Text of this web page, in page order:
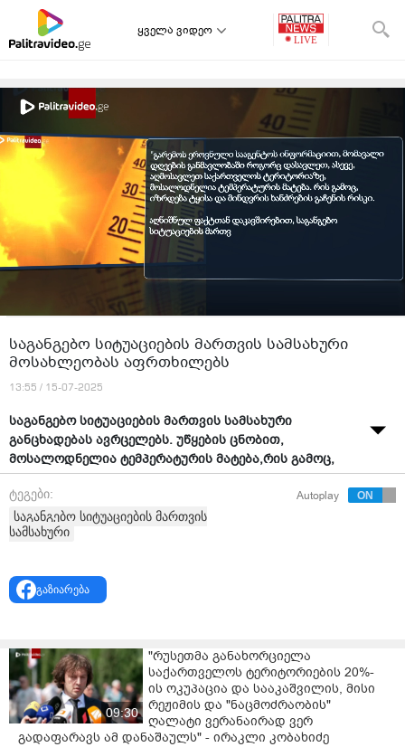
ყველა ვიდეო
საგანგებო სიტუაციების მართვის სამსახური
მოსახლეობას აფრთხილებს
13:55 / 15-07-2025
საგანგებო სიტუაციების მართვის სამსახური
განცხადებას ავრცელებს. უწყების ცნობით,
მოსალოდნელია ტემპერატურის მატება,რის გამოც,
იზრდება ტყისა და მინდვრის ხანძრების გაჩენის
რისკი.
"გარემოს ეროვნული სააგენტოს ინფორმაციით,
ტერიტორიაზე, მოსალოდნელია ტემპერატურის მატება.
რის გამოც, იზრდება ტყისა და მინდვრის ხანძრების
აღნიშნულ ფაქტთან დაკავშირებით, საგანგებო
სიტუაციების მართვის სამსახურმა, ქვეყნის მასშტაბით
გააძლიერა რისკის ზონებში მონიტორინგი.
პრევენციის და შესაძლო საფრთხის თავიდან
აცილების მიზნით, მეხანძრე-მაშველები, ყველა
ტეგები:
საგანგებო სიტუაციების მართვის
სამსახური
Autoplay
გაზიარება
09:30
"რუსეთმა განახორციელა
საქართველოს ტერიტორიების 20%-
ის ოკუპაცია და სააკაშვილის, მისი
რეჟიმის და "ნაცმოძრაობის"
ღალატი ვერანაირად ვერ
გადაფარავს ამ დანაშაულს" - ირაკლი კობახიძე